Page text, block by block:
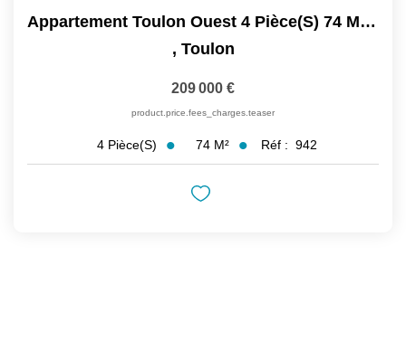
Appartement Toulon Ouest 4 Pièce(s) 74 M2 Avec Balcon,...
, Toulon
209 000 €
product.price.fees_charges.teaser
4 Pièce(s) 74 M² Réf : 942